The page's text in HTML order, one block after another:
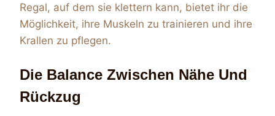
Regal, auf dem sie klettern kann, bietet ihr die
Möglichkeit, ihre Muskeln zu trainieren und ihre
Krallen zu pflegen.
Die Balance Zwischen Nähe Und
Rückzug